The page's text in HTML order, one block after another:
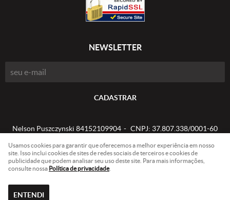
NEWSLETTER
CADASTRAR
Nelson Puszczynski 84152109904 CNPJ: 37.807.338/0001-60
LOJA VIRTUAL CRIADA POR
Usamos cookies para garantir que oferecemos a melhor experiência em nosso
site. Isso inclui cookies de sites de redes sociais de terceiros e cookies de
publicidade que podem analisar seu uso deste site. Para mais informações,
consulte nossa Política de privacidade.
ENTENDI